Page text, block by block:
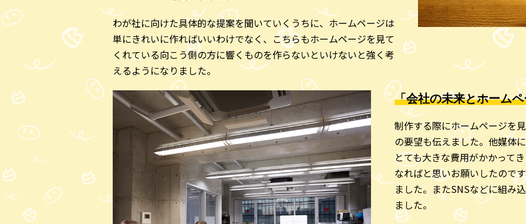
わが社に向けた具体的な提案を聞いていくうちに、ホームページは
単にきれいに作ればいいわけでなく、こちらもホームページを見て
くれている向こう側の方に響くものを作らないといけないと強く考
えるようになりました。
「会社の未来とホーム
制作する際にホームページを
の要望も伝えました。他媒体
とても大きな費用がかかって
なればと思いお願いしたので
ました。またSNSなどに組み
ました。